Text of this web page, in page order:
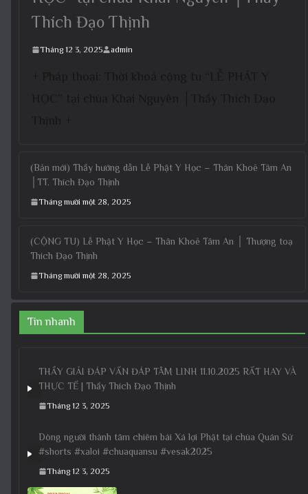
Thích Đạo Thịnh
Tháng 12 3, 2025 admin
(Bản mới) Thầy hướng dẫn Lễ Phật Y Học – Thân Khoẻ Tâm An
│TT. Thích Đạo Thịnh
Tháng mười một 28, 2025
(CỘNG TU) Lễ Phật Y Học – Thân Khoẻ Tâm An │ Thượng toạ
Thích Đạo Thịnh
Tháng mười một 28, 2025
Tin nhanh
THẦY GIẢI ĐÁP VẤN ĐÁP TÂM LINH 11.10.2025 RẤT HAY VÀ
THỰC TẾ | Thầy Thích Đạo Thịnh
Tháng 12 3, 2025
Dòng người thành tâm chiêm bái Xá lợi Phật tại chùa Quán Sứ
#shorts #xaloi #chuaquansu #vesak2025
Tháng 12 3, 2025